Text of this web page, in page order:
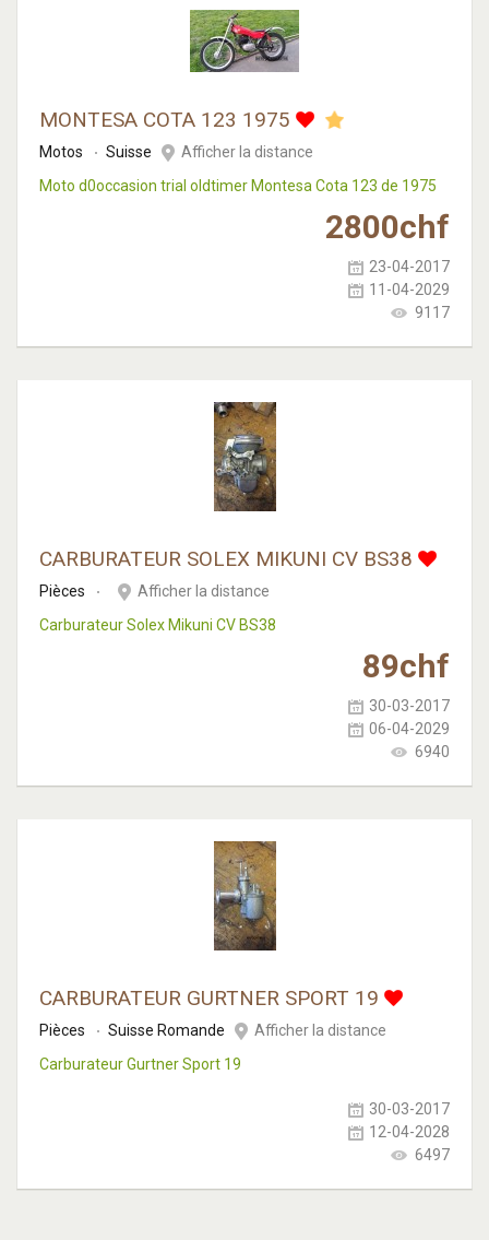
MONTESA COTA 123 1975
Motos Suisse
Afficher la distance
Moto d0occasion trial oldtimer Montesa Cota 123 de 1975
2800chf
23-04-2017
11-04-2029
9117
CARBURATEUR SOLEX MIKUNI CV BS38
Pièces
Afficher la distance
Carburateur Solex Mikuni CV BS38
89chf
30-03-2017
06-04-2029
6940
CARBURATEUR GURTNER SPORT 19
Pièces Suisse Romande
Afficher la distance
Carburateur Gurtner Sport 19
30-03-2017
12-04-2028
6497